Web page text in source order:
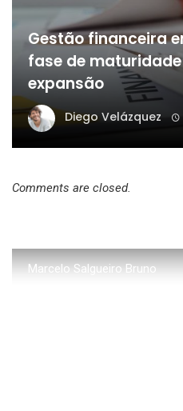
Gestão financeira
fase de
expansão
Diego Velázquez
Comments are closed.
Marcelo Salgueiro Bruno